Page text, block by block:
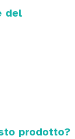
del
prodotto?